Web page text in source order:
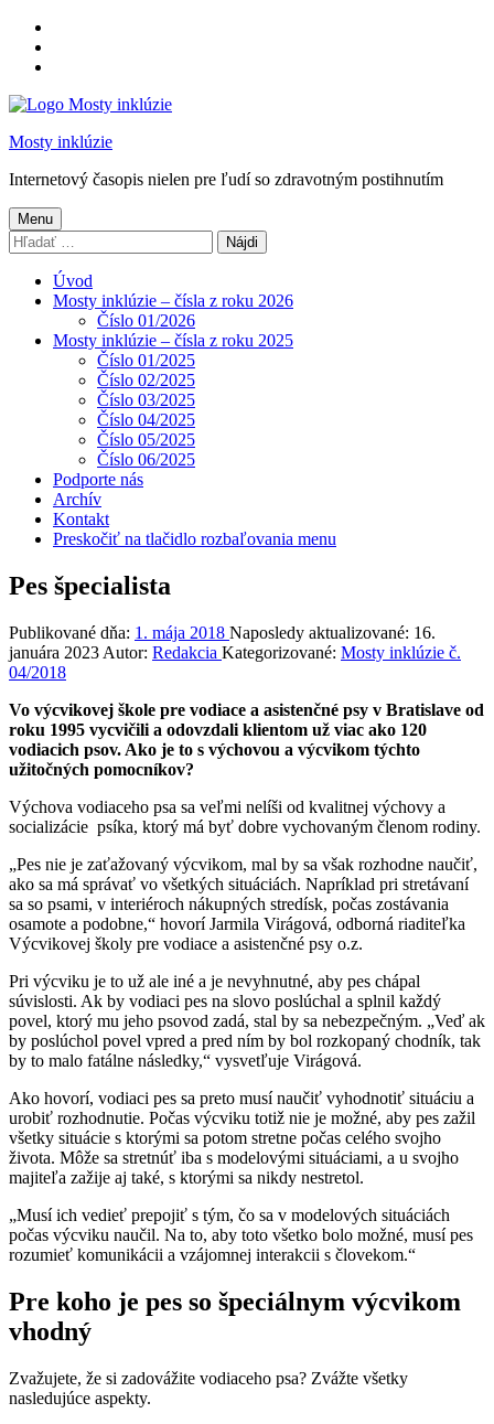
obsah
pätičku
Mosty inklúzie
Internetový časopis nielen pre ľudí so zdravotným postihnutím
Menu
Hľadať:
Úvod
Mosty inklúzie – čísla z roku 2026
Číslo 01/2026
Mosty inklúzie – čísla z roku 2025
Číslo 01/2025
Číslo 02/2025
Číslo 03/2025
Číslo 04/2025
Číslo 05/2025
Číslo 06/2025
Podporte nás
Archív
Kontakt
Preskočiť na tlačidlo rozbaľovania menu
Pes špecialista
Publikované dňa: 1. mája 2018 Naposledy aktualizované: 16.
januára 2023 Autor: Redakcia Kategorizované: Mosty inklúzie č.
04/2018
Vo výcvikovej škole pre vodiace a asistenčné psy v Bratislave od
roku 1995 vycvičili a odovzdali klientom už viac ako 120
vodiacich psov. Ako je to s výchovou a výcvikom týchto
užitočných pomocníkov?
Výchova vodiaceho psa sa veľmi nelíši od kvalitnej výchovy a
socializácie psíka, ktorý má byť dobre vychovaným členom rodiny.
„Pes nie je zaťažovaný výcvikom, mal by sa však rozhodne naučiť,
ako sa má správať vo všetkých situáciách. Napríklad pri stretávaní
sa so psami, v interiéroch nákupných stredísk, počas zostávania
osamote a podobne,“ hovorí Jarmila Virágová, odborná riaditeľka
Výcvikovej školy pre vodiace a asistenčné psy o.z.
Pri výcviku je to už ale iné a je nevyhnutné, aby pes chápal
súvislosti. Ak by vodiaci pes na slovo poslúchal a splnil každý
povel, ktorý mu jeho psovod zadá, stal by sa nebezpečným. „Veď ak
by poslúchol povel vpred a pred ním by bol rozkopaný chodník, tak
by to malo fatálne následky,“ vysvetľuje Virágová.
Ako hovorí, vodiaci pes sa preto musí naučiť vyhodnotiť situáciu a
urobiť rozhodnutie. Počas výcviku totiž nie je možné, aby pes zažil
všetky situácie s ktorými sa potom stretne počas celého svojho
života. Môže sa stretnúť iba s modelovými situáciami, a u svojho
majiteľa zažije aj také, s ktorými sa nikdy nestretol.
„Musí ich vedieť prepojiť s tým, čo sa v modelových situáciách
počas výcviku naučil. Na to, aby toto všetko bolo možné, musí pes
rozumieť komunikácii a vzájomnej interakcii s človekom.“
Pre koho je pes so špeciálnym výcvikom
vhodný
Zvažujete, že si zadovážite vodiaceho psa? Zvážte všetky
nasledujúce aspekty.